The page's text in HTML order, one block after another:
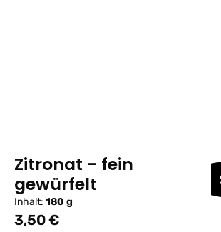
Zitronat - fein
gewürfelt
Inhalt: 180 g
Regulärer Preis:
3,50 €